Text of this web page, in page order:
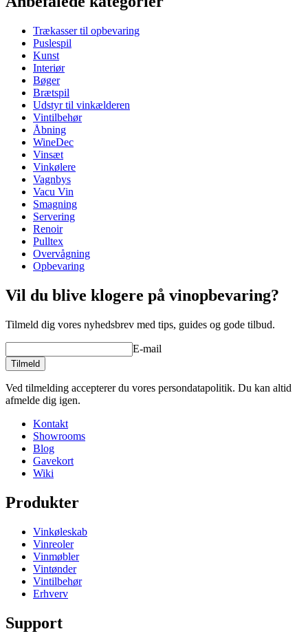
ProduktnummerIM619
Dimensioner (BxHxD cm)
Vægt (kg)
Højde (cm)
Bredde (cm)
Dybde (cm)
wine accessories
Status When Soldout
Trækasser til opbevaring
Puslespil
Kunst
Interiør
Bøger
Brætspil
Udstyr til vinkælderen
Vintilbehør
Åbning
WineDec
Vinsæt
Vinkølere
Vagnbys
Vacu Vin
Smagning
Servering
Renoir
Pulltex
Overvågning
Opbevaring
Vil du blive klogere på vinopbevaring?
Tilmeld dig vores nyhedsbrev med tips, guides og gode tilbud.
E-mail
Tilmeld
Ved tilmelding accepterer du vores persondatapolitik. Du kan altid
afmelde dig igen.
Kontakt
Showrooms
Blog
Gavekort
Wiki
Produkter
Vinkøleskab
Vinreoler
Vinmøbler
Vintønder
Vintilbehør
Erhverv
Support